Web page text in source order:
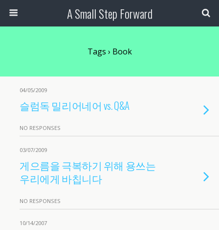
A Small Step Forward
Tags › Book
04/05/2009
슬럼독 밀리어네어 vs. Q&A
NO RESPONSES
03/07/2009
게으름을 극복하기 위해 용쓰는
우리에게 바칩니다
NO RESPONSES
10/14/2007